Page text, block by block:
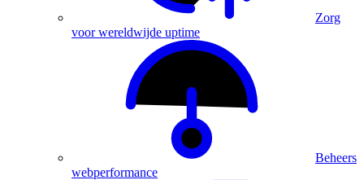
Zorg
voor wereldwijde uptime
Beheers
webperformance